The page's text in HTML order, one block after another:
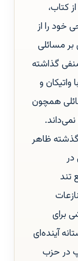
کتاب،
خود را از
مسائلی
گذاشته
و
همچون
گذشته ظاهر
تند
برای
آینده‌ای
در حزب